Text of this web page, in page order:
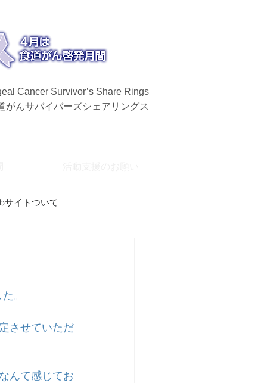
Cancer Survivor’s Share Rings
がんサバイバーズシェアリングス
サイトついて
。
させていただ
んて感じてお